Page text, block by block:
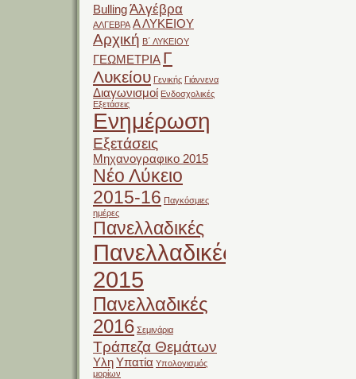
BullingΆλγέβρα
ΑΛΓΕΒΡΑ Α ΛΥΚΕΙΟΥ
Αρχική Β΄ ΛΥΚΕΙΟΥ
ΓΕΩΜΕΤΡΙΑ Γ
Λυκείου Γενικής Γιάννενα
Διαγωνισμοί Ενδοσχολικές
Εξετάσεις
Ενημέρωση
Εξετάσεις
Μηχανογραφικο 2015
Νέο Λύκειο
2015-16 Παγκόσμιες
ημέρες
Πανελλαδικές
Πανελλαδικές
2015
Πανελλαδικές
2016 Σεμινάρια
Τράπεζα Θεμάτων
ΥληΥπατία Υπολογισμός
μορίων